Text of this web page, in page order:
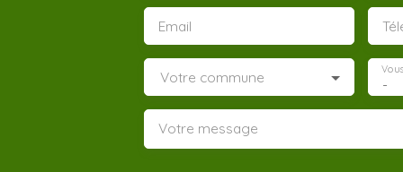
Email
Votre commune -
Votre message